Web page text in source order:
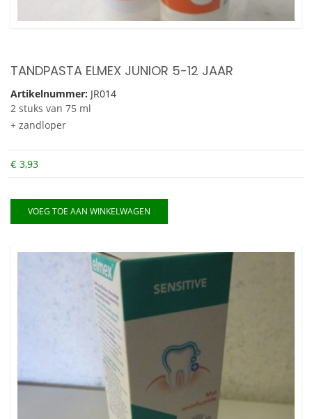
TANDPASTA ELMEX JUNIOR 5-12 JAAR
Artikelnummer: JR014
2 stuks van 75 ml
+ zandloper
€ 3,93
VOEG TOE AAN WINKELWAGEN